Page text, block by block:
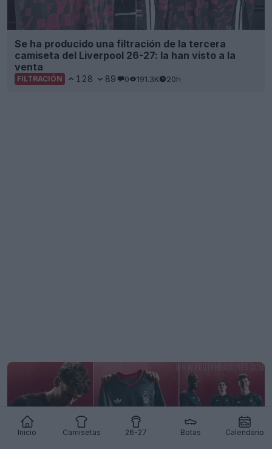
Inicio Camisetas 26-27 Botas Calendario
Se ha producido una filtración de la tercera
camiseta del Liverpool 26-27: la han visto a la
venta
FILTRACIÓN 128 89 0 191.3K 20h